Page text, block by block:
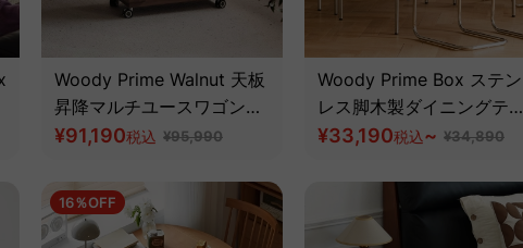
Woody Prime Walnut 天板
昇降マルチユースワゴン
【高級天然ウォールナット
¥91,190税込 ¥95,990
Woody Prime Box ステン
レス脚木製ダイニングテー
ブル【高級天然ツゲ材】
¥33,190税込~ ¥34,890
16％OFF